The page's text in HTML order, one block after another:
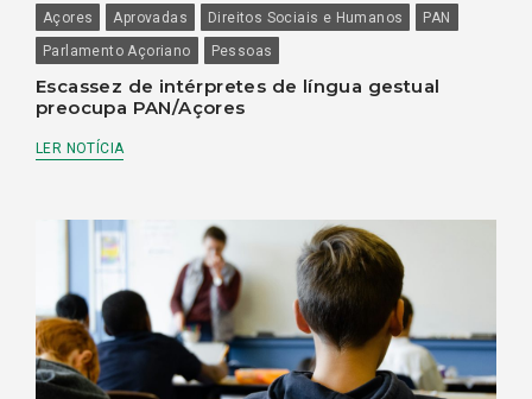
Açores Aprovadas Direitos Sociais e Humanos
PAN
Parlamento Açoriano
Pessoas
Escassez de intérpretes de língua gestual
preocupa PAN/Açores
LER NOTÍCIA